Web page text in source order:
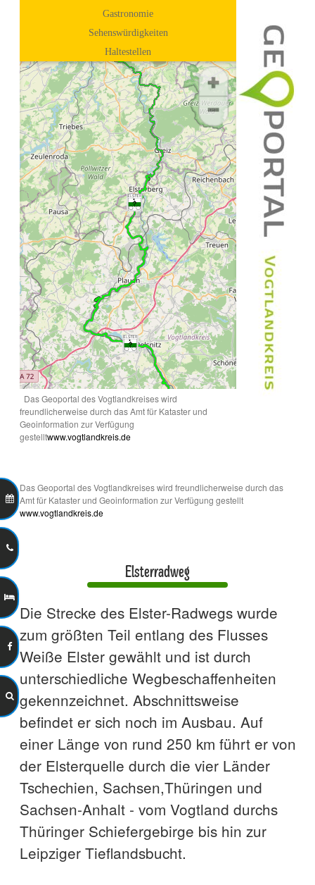
Das Geoportal des Vogtlandkreises wird
freundlicherweise durch das Amt für Kataster und
Geoinformation zur Verfügung
gestelltwww.vogtlandkreis.de
Das Geoportal des Vogtlandkreises wird freundlicherweise durch das
Amt für Kataster und Geoinformation zur Verfügung gestellt
www.vogtlandkreis.de
Elsterradweg
Die Strecke des Elster-Radwegs wurde
zum größten Teil entlang des Flusses
Weiße Elster gewählt und ist durch
unterschiedliche Wegbeschaffenheiten
gekennzeichnet. Abschnittsweise
befindet er sich noch im Ausbau. Auf
einer Länge von rund 250 km führt er von
der Elsterquelle durch die vier Länder
Tschechien, Sachsen,Thüringen und
Sachsen-Anhalt - vom Vogtland durchs
Thüringer Schiefergebirge bis hin zur
Leipziger Tieflandsbucht.